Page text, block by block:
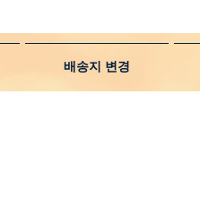
배송지 변경